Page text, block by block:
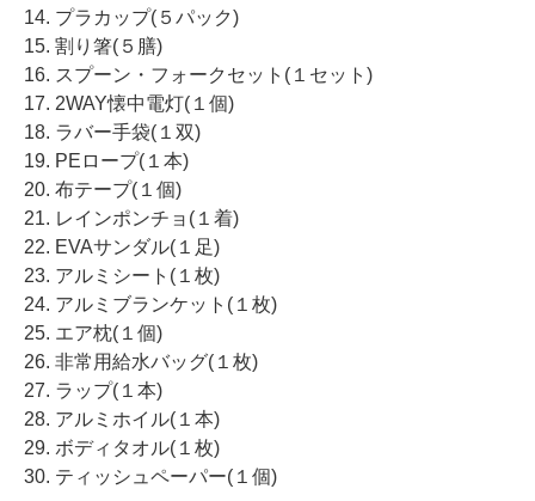
14. プラカップ(５パック)
15. 割り箸(５膳)
16. スプーン・フォークセット(１セット)
17. 2WAY懐中電灯(１個)
18. ラバー手袋(１双)
19. PEロープ(１本)
20. 布テープ(１個)
21. レインポンチョ(１着)
22. EVAサンダル(１足)
23. アルミシート(１枚)
24. アルミブランケット(１枚)
25. エア枕(１個)
26. 非常用給水バッグ(１枚)
27. ラップ(１本)
28. アルミホイル(１本)
29. ボディタオル(１枚)
30. ティッシュペーパー(１個)